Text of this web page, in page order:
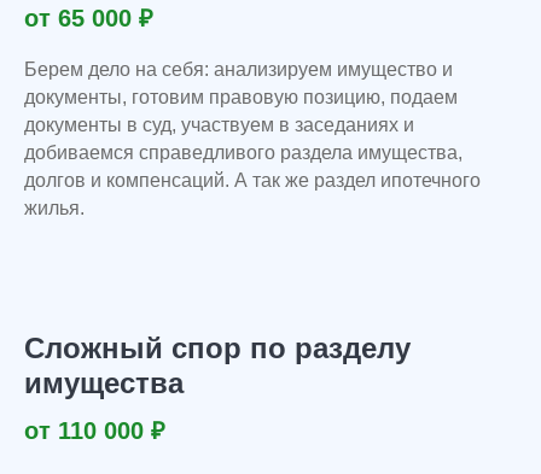
от 65 000 ₽
Берем дело на себя: анализируем имущество и
документы, готовим правовую позицию, подаем
документы в суд, участвуем в заседаниях и
добиваемся справедливого раздела имущества,
долгов и компенсаций. А так же раздел ипотечного
жилья.
Сложный спор по разделу
имущества
от 110 000 ₽